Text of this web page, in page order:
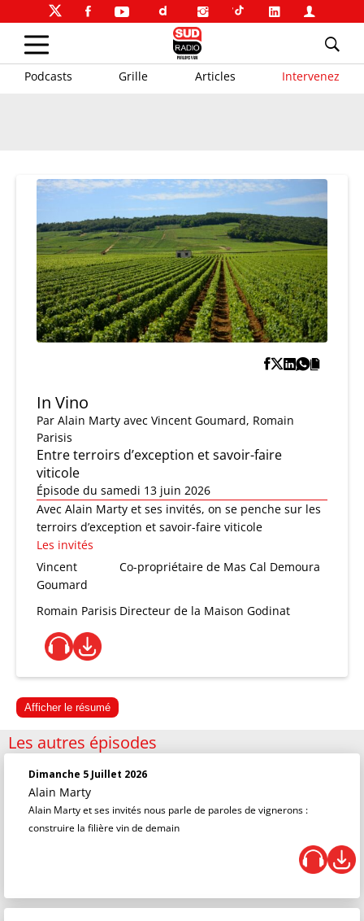
Podcasts Grille Articles Intervenez
In Vino
Par Alain Marty avec Vincent Goumard, Romain
Parisis
Entre terroirs d’exception et savoir-faire
viticole
Épisode du samedi 13 juin 2026
Avec Alain Marty et ses invités, on se penche sur les
terroirs d’exception et savoir-faire viticole
Les invités
Vincent
Goumard
Co-propriétaire de Mas Cal Demoura
Romain Parisis Directeur de la Maison Godinat
Afficher le résumé
Les autres épisodes
Dimanche 5 Juillet 2026
Alain Marty
Alain Marty et ses invités nous parle de paroles de vignerons :
construire la filière vin de demain